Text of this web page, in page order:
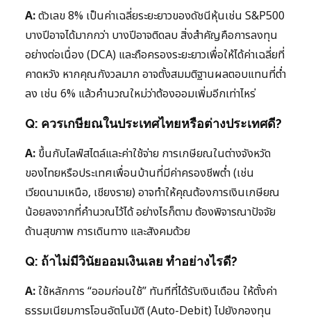
A:ตัวเลข 8% เป็นค่าเฉลี่ยระยะยาวของดัชนีหุ้นเช่น S&P500
บางปีอาจได้มากกว่า บางปีอาจติดลบ สิ่งสำคัญคือการลงทุน
อย่างต่อเนื่อง (DCA) และถือครองระยะยาวเพื่อให้ได้ค่าเฉลี่ยที่
คาดหวัง หากคุณกังวลมาก อาจตั้งสมมติฐานผลตอบแทนที่ต่ำ
ลง เช่น 6% แล้วคำนวณใหม่ว่าต้องออมเพิ่มอีกเท่าไหร่
Q: ควรเกษียณในประเทศไทยหรือต่างประเทศดี?
A: ขึ้นกับไลฟ์สไตล์และค่าใช้จ่าย การเกษียณในต่างจังหวัด
ของไทยหรือประเทศเพื่อนบ้านที่มีค่าครองชีพต่ำ (เช่น
เวียดนามเหนือ, เชียงราย) อาจทำให้คุณต้องการเงินเกษียณ
น้อยลงจากที่คำนวณไว้ได้ อย่างไรก็ตาม ต้องพิจารณาปัจจัย
ด้านสุขภาพ การเดินทาง และสังคมด้วย
Q: ถ้าไม่มีวินัยออมเงินเลย ทำอย่างไรดี?
A:ใช้หลักการ “ออมก่อนใช้” ทันทีที่ได้รับเงินเดือน ให้ตั้งค่า
ธรรมเนียมการโอนอัตโนมัติ (Auto-Debit) ไปยังกองทุน